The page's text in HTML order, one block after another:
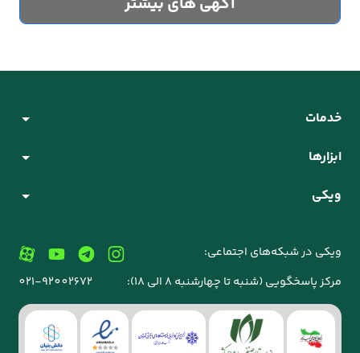
خدمات
ابزارها
ویکی
ویکی در شبکه‌های اجتماعی:
مرکز پاسخگویی (شنبه تا چهارشنبه 8 الی 18):
021-92002672